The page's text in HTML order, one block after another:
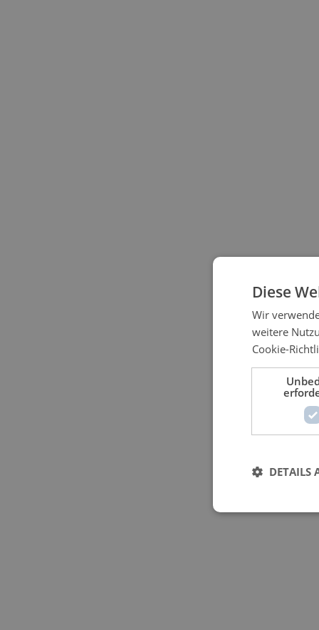
Diese
Wir
weitere
Cookie-
DETAILS